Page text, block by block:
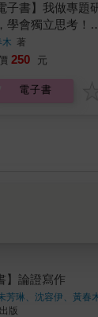
子書】我做專題
學會獨立思考！
生的專題研究方法
訂版）
木 著
250 元
電子書
】論證寫作
芳琳、沈容伊、黃春
出版